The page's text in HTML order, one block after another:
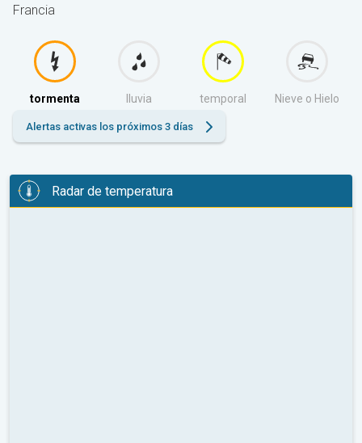
Francia
tormenta lluvia temporal Nieve o Hielo
Alertas activas los próximos 3 días
Radar de temperatura